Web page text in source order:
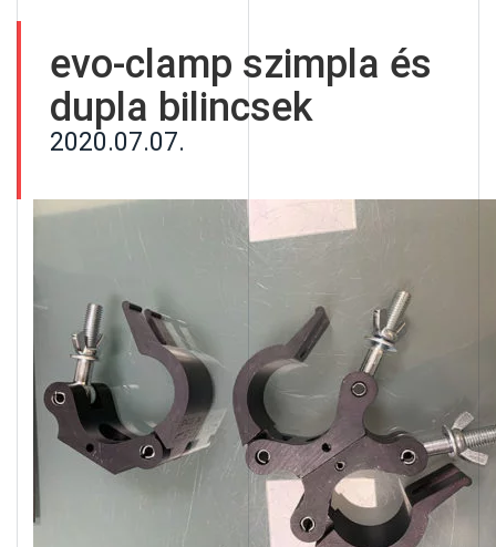
evo-clamp szimpla és
dupla bilincsek
2020.07.07.